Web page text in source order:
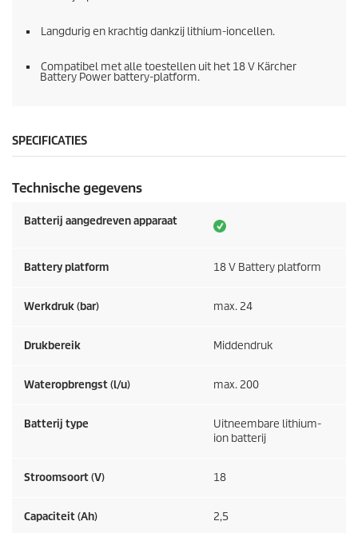
Langdurig en krachtig dankzij lithium-ioncellen.
Compatibel met alle toestellen uit het 18 V Kärcher
Battery Power battery-platform.
SPECIFICATIES
Technische gegevens
Batterij aangedreven apparaat
Battery platform 18 V Battery platform
Werkdruk (bar) max. 24
Drukbereik Middendruk
Wateropbrengst (l/u) max. 200
Batterij type
Uitneembare lithium-
ion batterij
Stroomsoort (V) 18
Capaciteit (Ah) 2,5